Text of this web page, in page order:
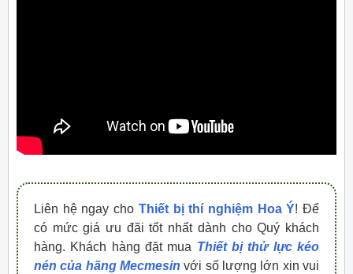
Liên hệ ngay cho Thiết bị thí nghiệm Hoa Ý! Để
có mức giá ưu đãi tốt nhất dành cho Quý khách
hàng. Khách hàng đặt mua Thiết bị thử lực kéo
nén của hãng Mecmesin với số lượng lớn xin vui